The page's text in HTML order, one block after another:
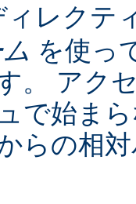
ィレクテ
を使っ
。 アク
で始ま
らの相